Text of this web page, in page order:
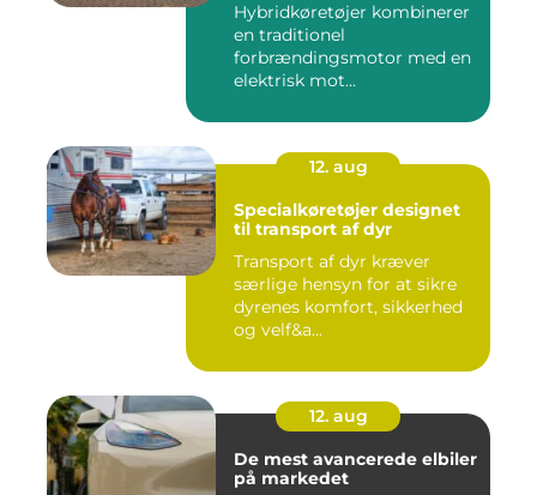
Hybridkøretøjer kombinerer
en traditionel
forbrændingsmotor med en
elektrisk mot...
12. aug
Specialkøretøjer designet
til transport af dyr
Transport af dyr kræver
særlige hensyn for at sikre
dyrenes komfort, sikkerhed
og velf&a...
12. aug
De mest avancerede elbiler
på markedet